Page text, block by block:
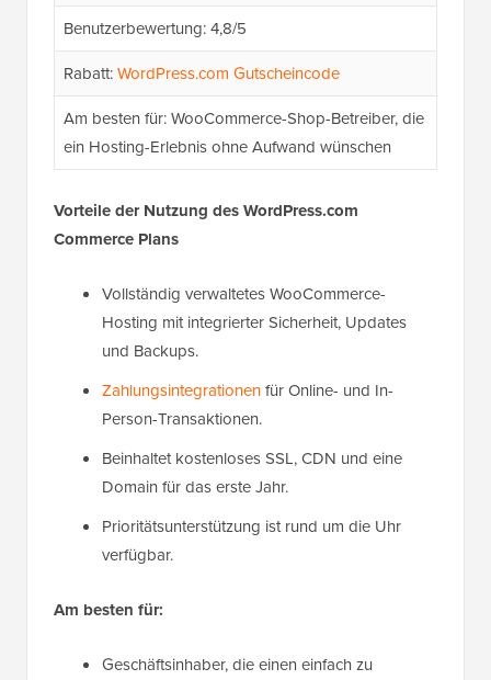
Benutzerbewertung: 4,8/5
Rabatt:WordPress.com Gutscheincode
Am besten für: WooCommerce-Shop-Betreiber, die
ein Hosting-Erlebnis ohne Aufwand wünschen
Vorteile der Nutzung des WordPress.com
Commerce Plans
Vollständig verwaltetes WooCommerce-
Hosting mit integrierter Sicherheit, Updates
und Backups.
Zahlungsintegrationenfür Online- und In-
Person-Transaktionen.
Beinhaltet kostenloses SSL, CDN und eine
Domain für das erste Jahr.
Prioritätsunterstützung ist rund um die Uhr
verfügbar.
Am besten für:
Geschäftsinhaber, die einen einfach zu